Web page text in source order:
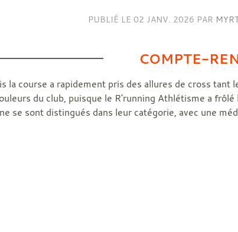
PUBLIÉ LE 02 JANV. 2026 PAR
COMPTE-
la course a rapidement pris des allures de cross
du club, puisque le R'running Athlétisme a
se sont distingués dans leur catégorie, avec une